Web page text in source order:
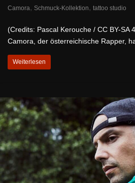
Camora, Schmuck-Kollektion, tattoo studio
(Credits: Pascal Kerouche / CC BY-SA
Camora, der österreichische Rapper,
Weiterlesen